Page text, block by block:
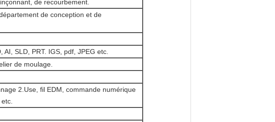
de recourbement.
de conception et de
AI, SLD, PRT. IGS, pdf, JPEG etc.
de moulage.
2.Use, fil EDM, commande numérique